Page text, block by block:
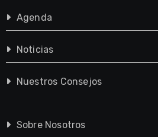
Agenda
Noticias
Nuestros Consejos
Sobre Nosotros